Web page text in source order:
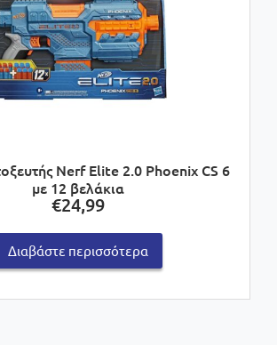
Nerf Elite 2.0 Phoenix CS 6
με 12 βελάκια
€24,99
Διαβάστε περισσότερα